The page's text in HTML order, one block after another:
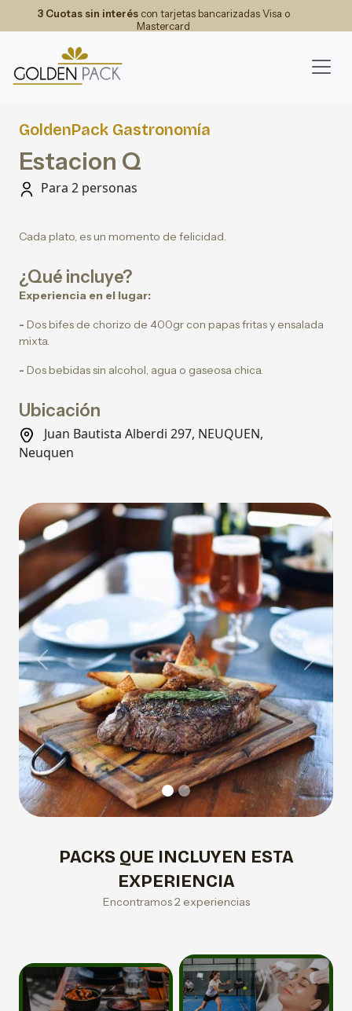
3 Cuotas sin interéscon tarjetas bancarizadas Visa o
Mastercard
GoldenPack Gastronomía
Estacion Q
Para 2 personas
Cada plato, es un momento de felicidad.
¿Qué incluye?
Experiencia en el lugar:
- Dos bifes de chorizo de 400gr con papas fritas y ensalada
mixta.
- Dos bebidas sin alcohol, agua o gaseosa chica.
Ubicación
Juan Bautista Alberdi 297, NEUQUEN,
Neuquen
Previous Next
PACKS QUE INCLUYEN ESTA
EXPERIENCIA
Encontramos 2 experiencias